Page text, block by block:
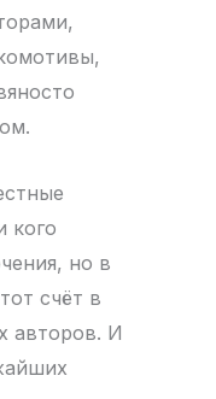
кого
но в
счёт в
авторов. И